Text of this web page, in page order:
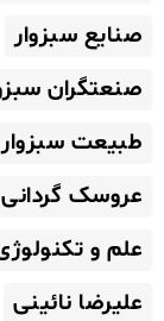
صنایع سبزوار
صنعتگران
طبیعت سبزوار
عروسک گردانی
علم و
علیرضا نائینی